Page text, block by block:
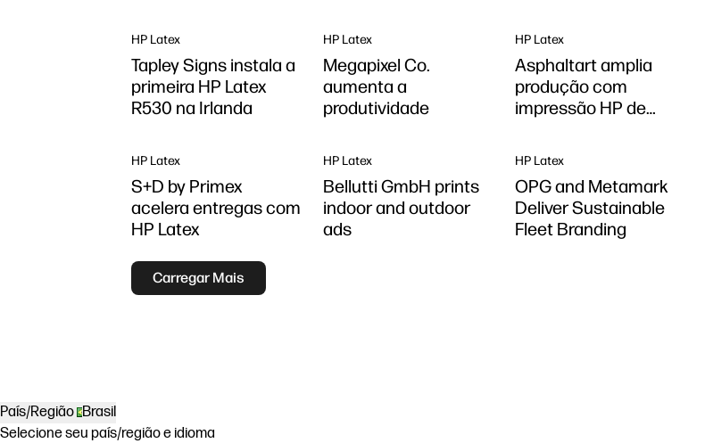
HP Latex
Tapley Signs instala a
primeira HP Latex
R530 na Irlanda
HP Latex
Megapixel Co.
aumenta a
produtividade
HP Latex
Asphaltart amplia
produção com
impressão HP de
HP Latex
S+D by Primex
acelera entregas com
HP Latex
HP Latex
Bellutti GmbH prints
indoor and outdoor
ads
HP Latex
OPG and Metamark
Deliver Sustainable
Fleet Branding
Carregar Mais
País/Região Brasil
Selecione seu país/região e idioma